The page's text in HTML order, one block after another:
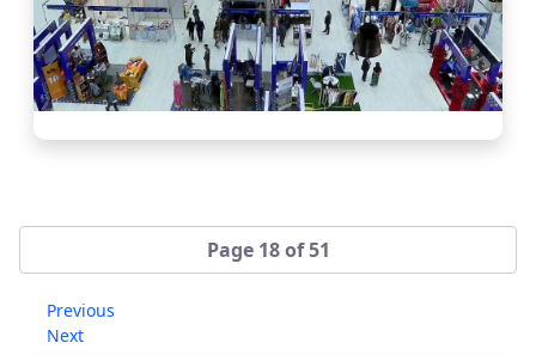
Page 18 of 51
Previous
Next